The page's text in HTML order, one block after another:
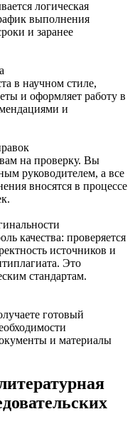
логическая
выполнения
и заранее
в научном стиле,
и оформляет работу в
и
на проверку. Вы
руководителем, а все
вносятся в процессе
качества: проверяется
источников и
Это
стандартам.
готовый
и материалы